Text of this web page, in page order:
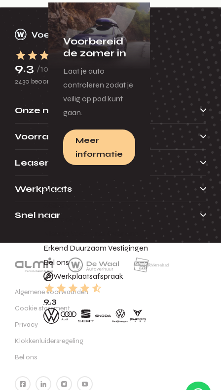
Voorbereid
de zomer in
Laat je auto
controleren zodat je
veilig op pad kunt
gaan.
Meer
informatie
Huren
Contact
Erkend Duurzaam Vestigingen
Bel ons
Werkplaatsafspraak
9.3
9.3 /10
2430 beoordelingen
Onze merken
Voorraad
Leasen
Werkplaats
Snel naar
Algemene voorwaarden
Cookie statement
Privacy
Klokkenluidersregeling
Bel ons